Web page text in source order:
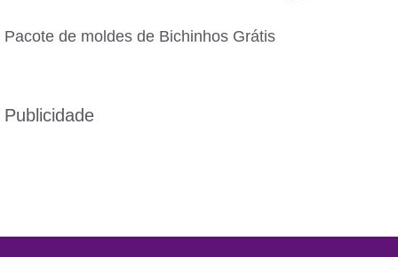
Pacote de moldes de Bichinhos Grátis
Publicidade